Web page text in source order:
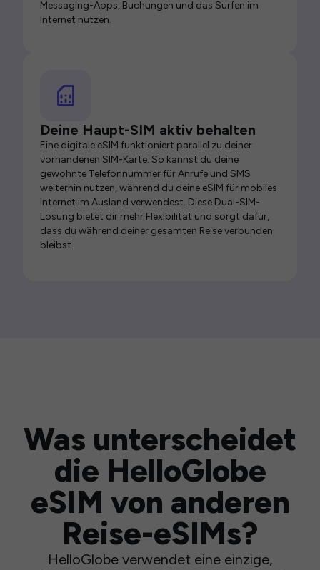
Messaging-Apps, Buchungen und das Surfen im
Internet nutzen.
Deine Haupt-SIM aktiv behalten
Eine digitale eSIM funktioniert parallel zu deiner
vorhandenen SIM-Karte. So kannst du deine
gewohnte Telefonnummer für Anrufe und SMS
weiterhin nutzen, während du deine eSIM für mobiles
Internet im Ausland verwendest. Diese Dual-SIM-
Lösung bietet dir mehr Flexibilität und sorgt dafür,
dass du während deiner gesamten Reise verbunden
bleibst.
Was unterscheidet
die HelloGlobe
eSIM von anderen
Reise-eSIMs?
HelloGlobe verwendet eine einzige,